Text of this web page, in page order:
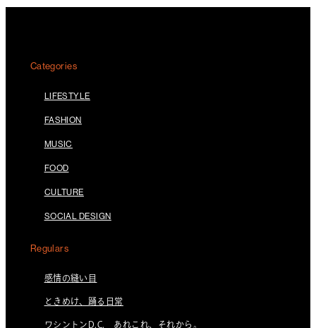
Categories
LIFESTYLE
FASHION
MUSIC
FOOD
CULTURE
SOCIAL DESIGN
Regulars
感情の縫い目
ときめけ、踊る日常
ワシントンD.C. あれこれ、それから。